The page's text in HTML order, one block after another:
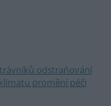
odstraňování
promění péči